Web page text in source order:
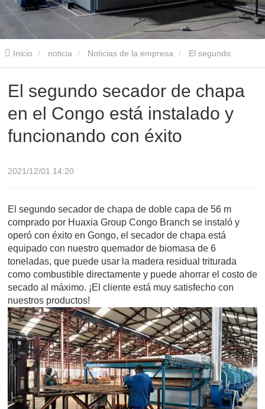
Inicio noticia Noticias de la empresa
secador de chapa en el Congo está instalado y funcionando con
éxito
El segundo secador de chapa
en el Congo está instalado y
funcionando con éxito
2021/12/01 14:20
El segundo secador de chapa de doble capa de 56 m
comprado por Huaxia Group Congo Branch se instaló y
operó con éxito en Gongo, el secador de chapa está
equipado con nuestro quemador de biomasa de 6
toneladas, que puede usar la madera residual triturada
como combustible directamente y puede ahorrar el costo de
secado al máximo. ¡El cliente está muy satisfecho con
nuestros productos!